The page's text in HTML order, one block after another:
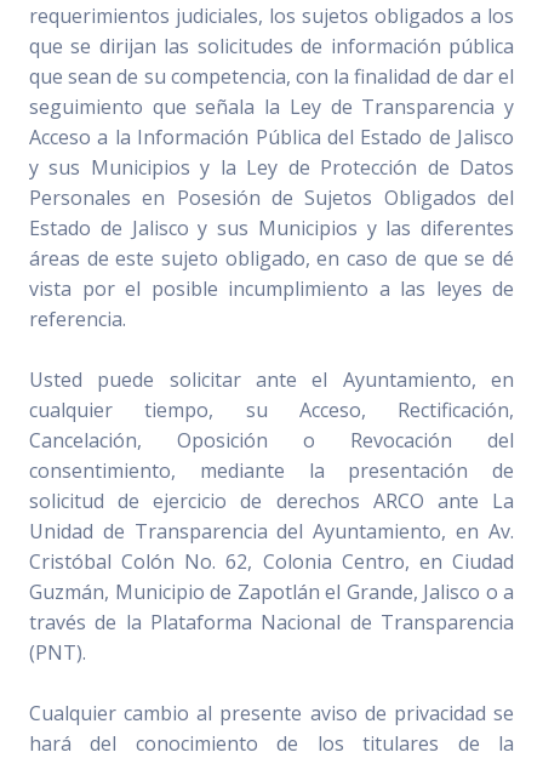
requerimientos judiciales, los sujetos obligados a los
que se dirijan las solicitudes de información pública
que sean de su competencia, con la finalidad de dar el
seguimiento que señala la Ley de Transparencia y
Acceso a la Información Pública del Estado de Jalisco
y sus Municipios y la Ley de Protección de Datos
Personales en Posesión de Sujetos Obligados del
Estado de Jalisco y sus Municipios y las diferentes
áreas de este sujeto obligado, en caso de que se dé
vista por el posible incumplimiento a las leyes de
referencia.
Usted puede solicitar ante el Ayuntamiento, en
cualquier tiempo, su Acceso, Rectificación,
Cancelación, Oposición o Revocación del
consentimiento, mediante la presentación de
solicitud de ejercicio de derechos ARCO ante La
Unidad de Transparencia del Ayuntamiento, en Av.
Cristóbal Colón No. 62, Colonia Centro, en Ciudad
Guzmán, Municipio de Zapotlán el Grande, Jalisco o a
través de la Plataforma Nacional de Transparencia
(PNT).
Cualquier cambio al presente aviso de privacidad se
hará del conocimiento de los titulares de la